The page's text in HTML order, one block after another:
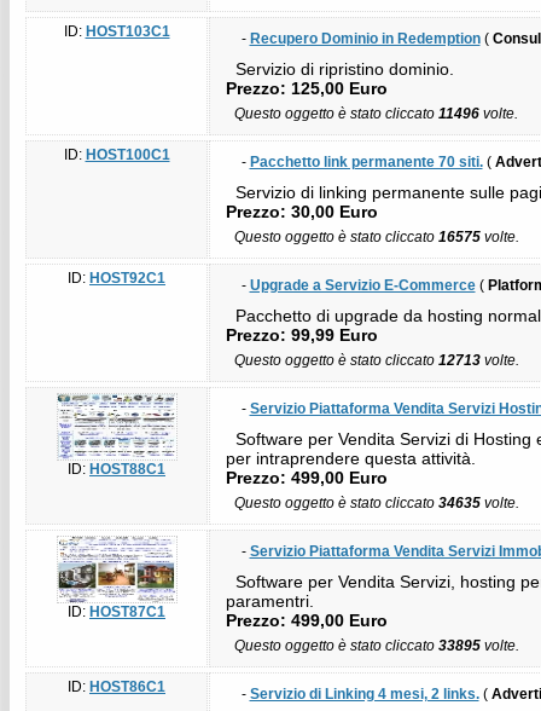
ID: HOST103C1 - Recupero Dominio in Redemption(
Servizio di ripristino dominio.
Prezzo: 125,00 Euro
Questo oggetto è stato cliccato 11496volte.
ID: HOST100C1 - Pacchetto link permanente 70 siti.(
Servizio di linking permanente sulle
Prezzo: 30,00 Euro
Questo oggetto è stato cliccato 16575volte.
ID: HOST92C1 - Upgrade a Servizio E-Commerce(
Pacchetto di upgrade da hosting
Prezzo: 99,99 Euro
Questo oggetto è stato cliccato 12713volte.
ID: HOST88C1
- Servizio Piattaforma Vendita Servizi
Software per Vendita Servizi di
per intraprendere questa attività.
Prezzo: 499,00 Euro
Questo oggetto è stato cliccato 34635volte.
ID: HOST87C1
- Servizio Piattaforma Vendita Servizi
Software per Vendita Servizi, hosting
paramentri.
Prezzo: 499,00 Euro
Questo oggetto è stato cliccato 33895volte.
ID: HOST86C1 - Servizio di Linking 4 mesi, 2 links.(